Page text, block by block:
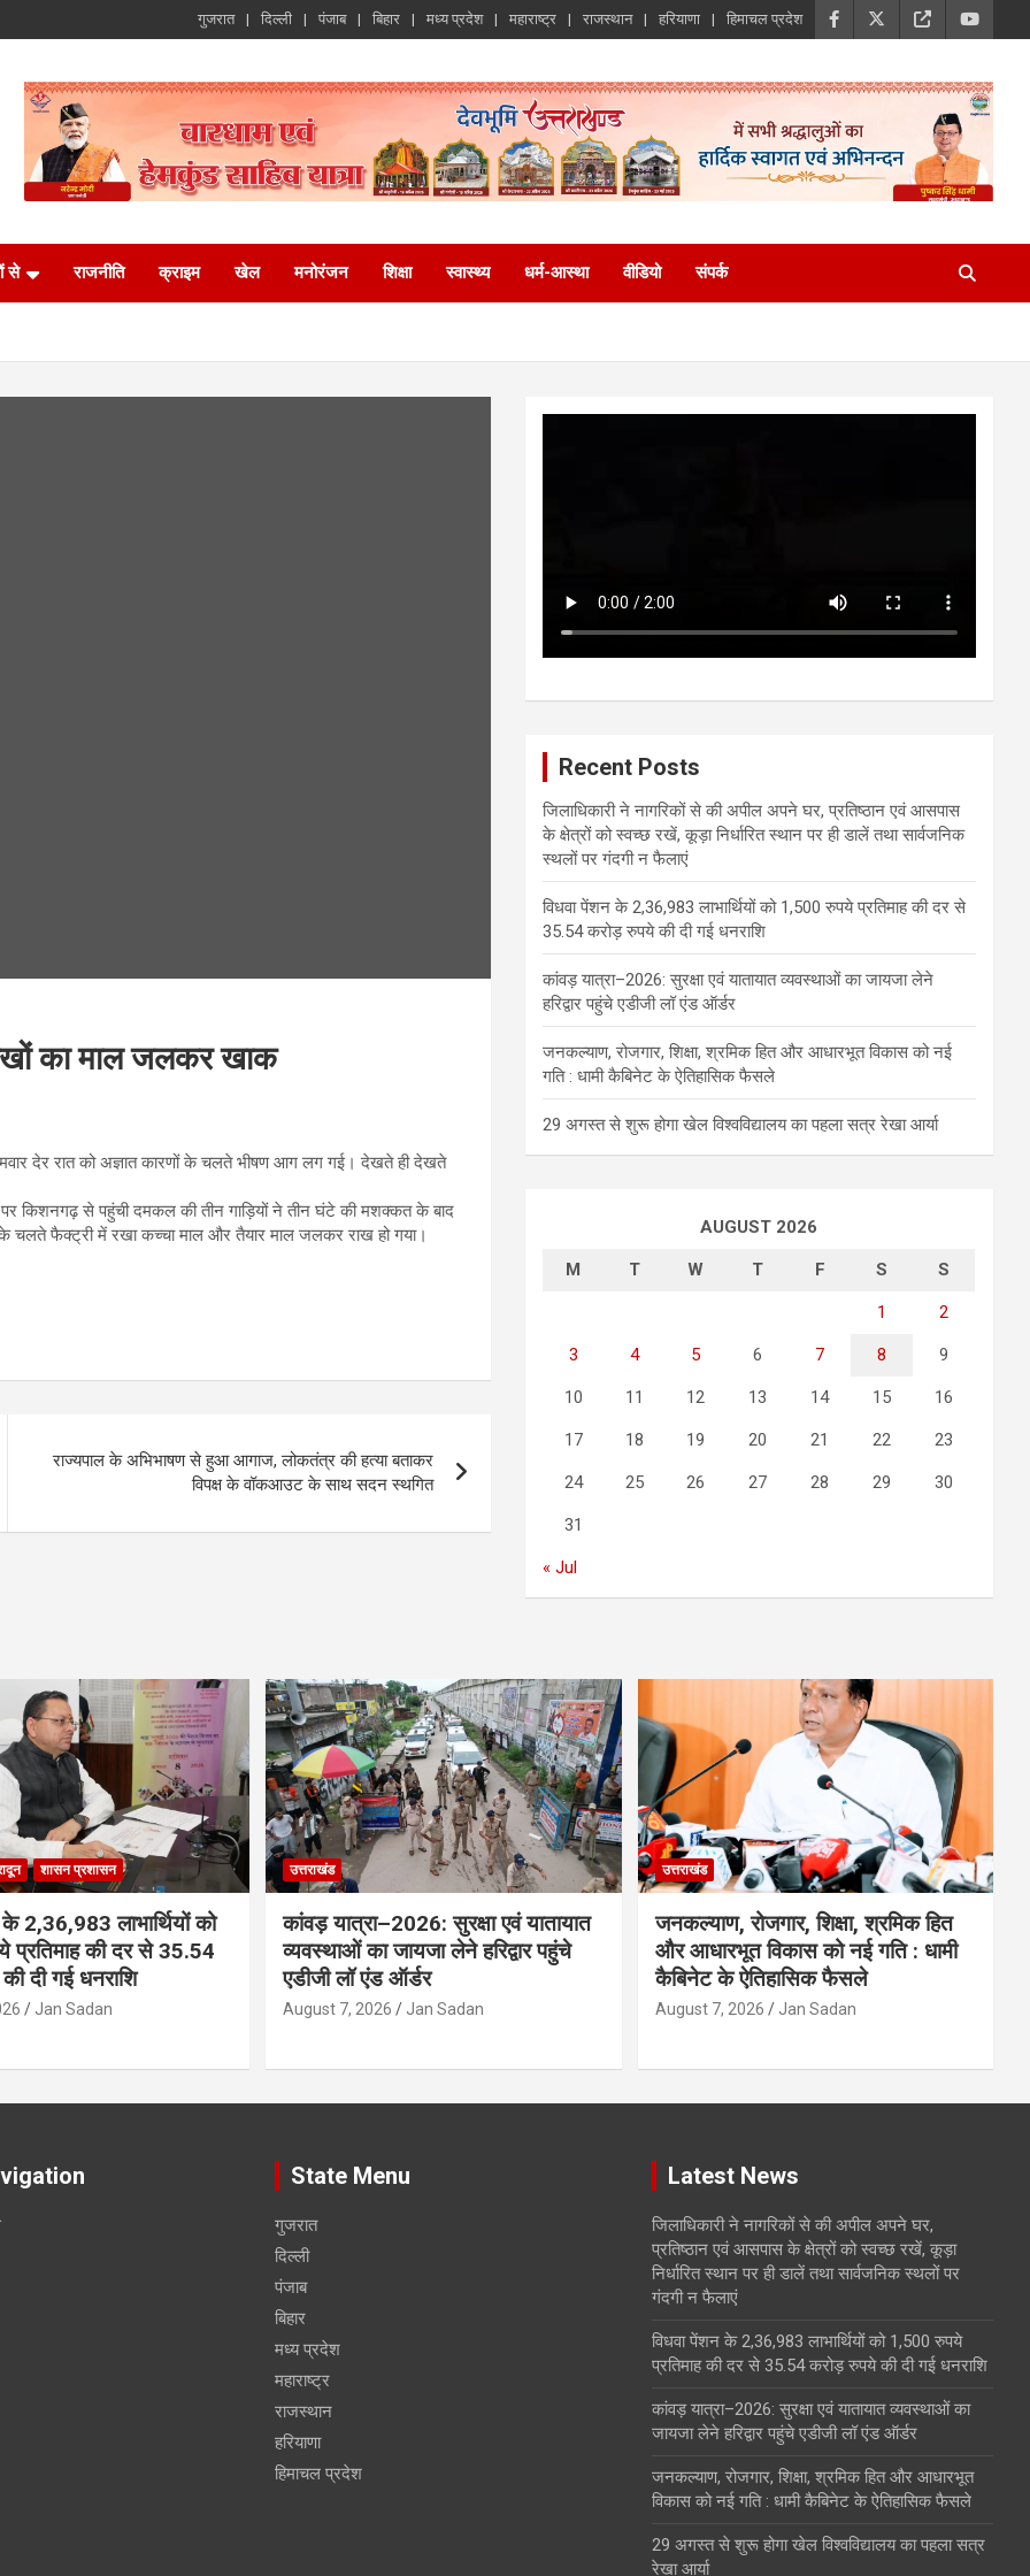
गुजरात दिल्ली पंजाब बिहार मध्य प्रदेश महाराष्ट्र राजस्थान हरियाणा हिमाचल प्रदेश
से राजनीति क्राइम खेल मनोरंजन शिक्षा स्वास्थ्य धर्म-आस्था वीडियो संपर्क
का माल जलकर खाक
देर रात को अज्ञात कारणों के चलते भीषण आग लग गई। देखते ही देखते
किशनगढ़ से पहुंची दमकल की तीन गाड़ियों ने तीन घंटे की मशक्कत के बाद
चलते फैक्ट्री में रखा कच्चा माल और तैयार माल जलकर राख हो गया।
राज्यपाल के अभिभाषण से हुआ आगाज, लोकतंत्र की हत्या बताकर
विपक्ष के वॉकआउट के साथ सदन स्थगित
Recent Posts
जिलाधिकारी ने नागरिकों से की अपील अपने घर, प्रतिष्ठान एवं आसपास
के क्षेत्रों को स्वच्छ रखें, कूड़ा निर्धारित स्थान पर ही डालें तथा सार्वजनिक
स्थलों पर गंदगी न फैलाएं
विधवा पेंशन के 2,36,983 लाभार्थियों को 1,500 रुपये प्रतिमाह की दर से
35.54 करोड़ रुपये की दी गई धनराशि
कांवड़ यात्रा–2026: सुरक्षा एवं यातायात व्यवस्थाओं का जायजा लेने
हरिद्वार पहुंचे एडीजी लॉ एंड ऑर्डर
जनकल्याण, रोजगार, शिक्षा, श्रमिक हित और आधारभूत विकास को नई
गति : धामी कैबिनेट के ऐतिहासिक फैसले
29 अगस्त से शुरू होगा खेल विश्वविद्यालय का पहला सत्र रेखा आर्या
AUGUST 2026
M T W T F S S
1 2
3 4 5 6 7 8 9
10 11 12 13 14 15 16
17 18 19 20 21 22 23
24 25 26 27 28 29 30
31
« Jul
शासन प्रशासन
2,36,983 लाभार्थियों को
की दर से 35.54
दी गई धनराशि
Jan Sadan
उत्तराखंड
कांवड़ यात्रा–2026: सुरक्षा एवं यातायात
व्यवस्थाओं का जायजा लेने हरिद्वार पहुंचे
एडीजी लॉ एंड ऑर्डर
August 7, 2026 Jan Sadan
उत्तराखंड
जनकल्याण, रोजगार, शिक्षा, श्रमिक हित
और आधारभूत विकास को नई गति : धामी
कैबिनेट के ऐतिहासिक फैसले
August 7, 2026 Jan Sadan
State Menu
गुजरात
दिल्ली
पंजाब
बिहार
मध्य प्रदेश
महाराष्ट्र
राजस्थान
हरियाणा
हिमाचल प्रदेश
Latest News
जिलाधिकारी ने नागरिकों से की अपील अपने घर,
प्रतिष्ठान एवं आसपास के क्षेत्रों को स्वच्छ रखें, कूड़ा
निर्धारित स्थान पर ही डालें तथा सार्वजनिक स्थलों पर
गंदगी न फैलाएं
विधवा पेंशन के 2,36,983 लाभार्थियों को 1,500 रुपये
प्रतिमाह की दर से 35.54 करोड़ रुपये की दी गई धनराशि
कांवड़ यात्रा–2026: सुरक्षा एवं यातायात व्यवस्थाओं का
जायजा लेने हरिद्वार पहुंचे एडीजी लॉ एंड ऑर्डर
जनकल्याण, रोजगार, शिक्षा, श्रमिक हित और आधारभूत
विकास को नई गति : धामी कैबिनेट के ऐतिहासिक फैसले
29 अगस्त से शुरू होगा खेल विश्वविद्यालय का पहला सत्र
रेखा आर्या